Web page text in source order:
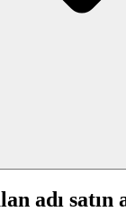
adı satın